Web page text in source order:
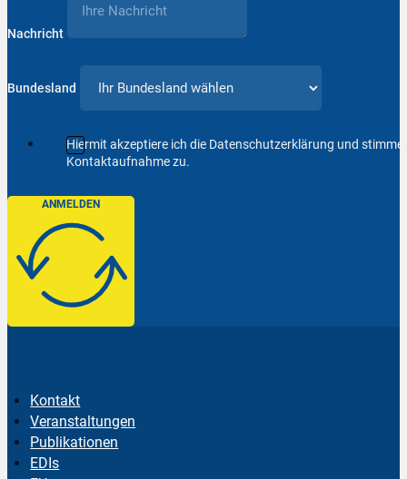
Nachricht
Bundesland
Hiermit akzeptiere ich die Datenschutzerklärung und
Kontaktaufnahme zu.
ANMELDEN
Kontakt
Veranstaltungen
Publikationen
EDIs